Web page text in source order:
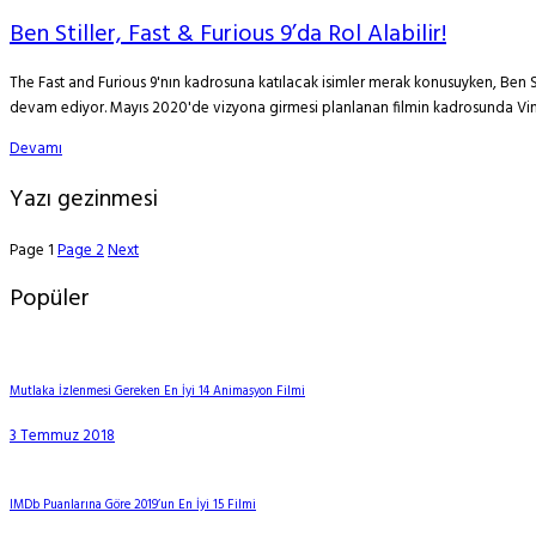
Ben Stiller, Fast & Furious 9’da Rol Alabilir!
The Fast and Furious 9'nın kadrosuna katılacak isimler merak konusuyken,
devam ediyor. Mayıs 2020'de vizyona girmesi planlanan filmin kadrosunda
Devamı
Yazı gezinmesi
Page 1Page2Next
Popüler
Mutlaka İzlenmesi Gereken En İyi 14 Animasyon Filmi
3 Temmuz 2018
IMDb Puanlarına Göre 2019’un En İyi 15 Filmi